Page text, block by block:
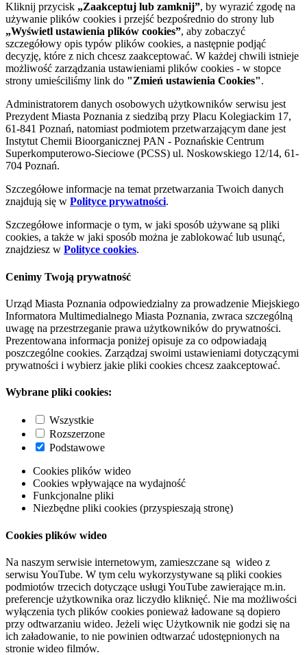
Kliknij przycisk „Zaakceptuj lub zamknij”, by wyrazić zgodę na
używanie plików cookies i przejść bezpośrednio do strony lub
„Wyświetl ustawienia plików cookies”, aby zobaczyć
szczegółowy opis typów plików cookies, a następnie podjąć
decyzję, które z nich chcesz zaakceptować. W każdej chwili istnieje
możliwość zarządzania ustawieniami plików cookies - w stopce
strony umieściliśmy link do "Zmień ustawienia Cookies".
Administratorem danych osobowych użytkowników serwisu jest
Prezydent Miasta Poznania z siedzibą przy Placu Kolegiackim 17,
61-841 Poznań, natomiast podmiotem przetwarzającym dane jest
Instytut Chemii Bioorganicznej PAN - Poznańskie Centrum
Superkomputerowo-Sieciowe (PCSS) ul. Noskowskiego 12/14, 61-
704 Poznań.
Szczegółowe informacje na temat przetwarzania Twoich danych
znajdują się w Polityce prywatności.
Szczegółowe informacje o tym, w jaki sposób używane są pliki
cookies, a także w jaki sposób można je zablokować lub usunąć,
znajdziesz w Polityce cookies.
Cenimy Twoją prywatność
Urząd Miasta Poznania odpowiedzialny za prowadzenie Miejskiego
Informatora Multimedialnego Miasta Poznania, zwraca szczególną
uwagę na przestrzeganie prawa użytkowników do prywatności.
Prezentowana informacja poniżej opisuje za co odpowiadają
poszczególne cookies. Zarządzaj swoimi ustawieniami dotyczącymi
prywatności i wybierz jakie pliki cookies chcesz zaakceptować.
Wybrane pliki cookies:
Wszystkie
Rozszerzone
Podstawowe
Cookies plików wideo
Cookies wpływające na wydajność
Funkcjonalne pliki
Niezbędne pliki cookies (przyspieszają stronę)
Cookies plików wideo
Na naszym serwisie internetowym, zamieszczane są wideo z
serwisu YouTube. W tym celu wykorzystywane są pliki cookies
podmiotów trzecich dotyczące usługi YouTube zawierające m.in.
preferencje użytkownika oraz liczydło kliknięć. Nie ma możliwości
wyłączenia tych plików cookies ponieważ ładowane są dopiero
przy odtwarzaniu wideo. Jeżeli więc Użytkownik nie godzi się na
ich załadowanie, to nie powinien odtwarzać udostępnionych na
stronie wideo filmów.